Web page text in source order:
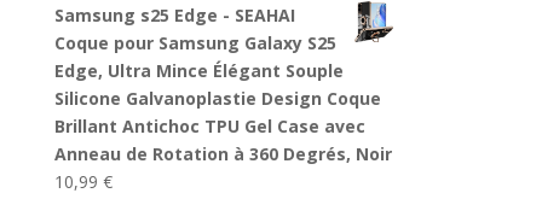
Samsung s25 Edge - SEAHAI
Coque pour Samsung Galaxy S25
Edge, Ultra Mince Élégant Souple
Silicone Galvanoplastie Design Coque
Brillant Antichoc TPU Gel Case avec
Anneau de Rotation à 360 Degrés, Noir
10,99 €